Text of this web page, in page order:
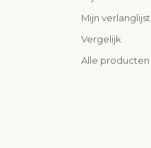
Mijn verlanglijst
Vergelijk
Alle producten